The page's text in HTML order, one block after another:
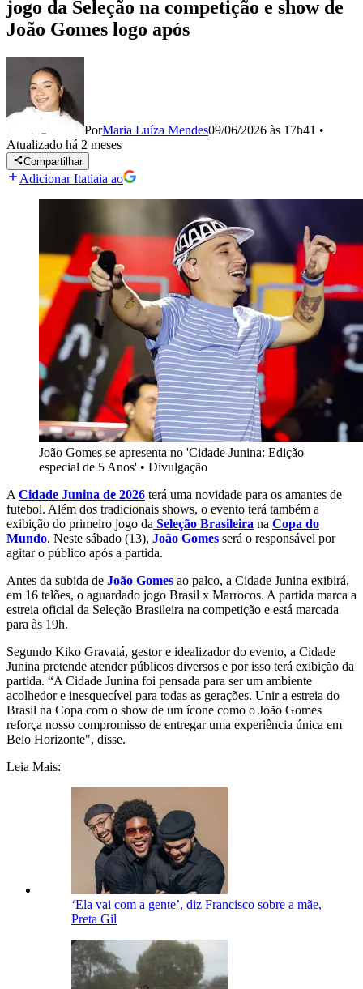
jogo da Seleção na competição e show de
João Gomes logo após
PorMaria Luíza Mendes09/06/2026 às 17h41 •
Atualizado há 2 meses
Compartilhar
Adicionar Itatiaia ao
João Gomes se apresenta no 'Cidade Junina: Edição
especial de 5 Anos' • Divulgação
A Cidade Junina de 2026 terá uma novidade para os amantes de
futebol. Além dos tradicionais shows, o evento terá também a
exibição do primeiro jogo da Seleção Brasileira na Copa do
Mundo. Neste sábado (13), João Gomes será o responsável por
agitar o público após a partida.
Antes da subida de João Gomes ao palco, a Cidade Junina exibirá,
em 16 telões, o aguardado jogo Brasil x Marrocos. A partida marca a
estreia oficial da Seleção Brasileira na competição e está marcada
para às 19h.
Segundo Kiko Gravatá, gestor e idealizador do evento, a Cidade
Junina pretende atender públicos diversos e por isso terá exibição da
partida. “A Cidade Junina foi pensada para ser um ambiente
acolhedor e inesquecível para todas as gerações. Unir a estreia do
Brasil na Copa com o show de um ícone como o João Gomes
reforça nosso compromisso de entregar uma experiência única em
Belo Horizonte", disse.
Leia Mais:
‘Ela vai com a gente’, diz Francisco sobre a mãe,
Preta Gil